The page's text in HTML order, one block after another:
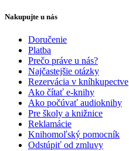
Nakupujte u nás
Doručenie
Platba
Prečo práve u nás?
Najčastejšie otázky
Rezervácia v kníhkupectve
Ako čítať e-knihy
Ako počúvať audioknihy
Pre školy a knižnice
Reklamácie
Knihomoľský pomocník
Odstúpiť od zmluvy